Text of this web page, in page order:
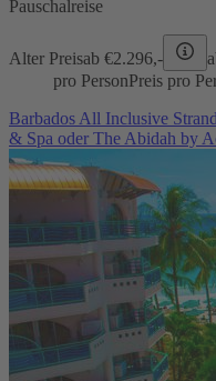
Pauschalreise
Alter Preisab €2.296,-
pro PersonPreis pro
Barbados All Inclusive
& Spa oder The Abidah by